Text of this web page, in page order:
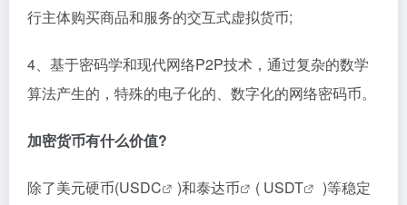
行主体购买商品和服务的交互式虚拟货币;
4、基于密码学和现代网络P2P技术，通过复杂的数学
算法产生的，特殊的电子化的、数字化的网络密码币。
加密货币有什么价值?
除了美元硬币(USDC )和泰达币 ( USDT
)等稳定